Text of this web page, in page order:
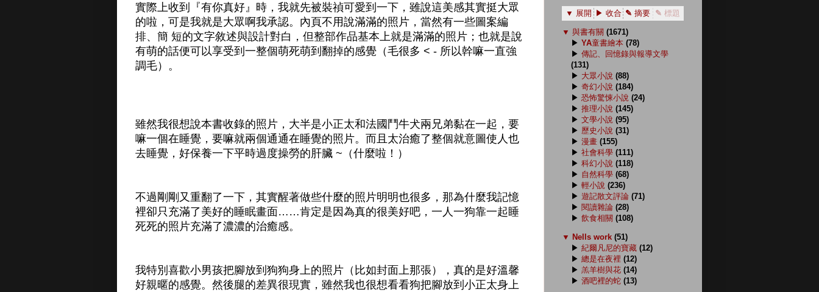
實際上收到『有你真好』時，我就先被裝禎可愛到一下，雖說這美感其實挺大眾
的啦，可是我就是大眾啊我承認。內頁不用說滿滿的照片，當然有一些圖案編
排、簡 短的文字敘述與設計對白，但整部作品基本上就是滿滿的照片；也就是說
有萌的話便可以享受到一整個萌死萌到翻掉的感覺（毛很多 < - 所以幹嘛一直強
調毛）。
雖然我很想說本書收錄的照片，大半是小正太和法國鬥牛犬兩兄弟黏在一起，要
嘛一個在睡覺，要嘛就兩個通通在睡覺的照片。而且太治癒了整個就意圖使人也
去睡覺，好保養一下平時過度操勞的肝臟 ~（什麼啦！）
不過剛剛又重翻了一下，其實醒著做些什麼的照片明明也很多，那為什麼我記憶
裡卻只充滿了美好的睡眠畫面……肯定是因為真的很美好吧，一人一狗靠一起睡
死死的照片充滿了濃濃的治癒感。
我特別喜歡小男孩把腳放到狗狗身上的照片（比如封面上那張），真的是好溫馨
好親暱的感覺。然後腿的差異很現實，雖然我也很想看看狗把腳放到小正太身上
▼ 展開 ▶ 收合 ✎ 摘要 ✎ 標題
▼ 與書有關 (1671)
▶ YA童書繪本 (78)
▶ 傳記、回憶錄與報導文學
(131)
▶ 大眾小說 (88)
▶ 奇幻小說 (184)
▶ 恐怖驚悚小說 (24)
▶ 推理小說 (145)
▶ 文學小說 (95)
▶ 歷史小說 (31)
▶ 漫畫 (155)
▶ 社會科學 (111)
▶ 科幻小說 (118)
▶ 自然科學 (68)
▶ 輕小說 (236)
▶ 遊記散文評論 (71)
▶ 閱讀雜論 (28)
▶ 飲食相關 (108)
▼ Nells work (51)
▶ 紀爾凡尼的寶藏 (12)
▶ 總是在夜裡 (12)
▶ 羔羊樹與花 (14)
▶ 酒吧裡的蛇 (13)